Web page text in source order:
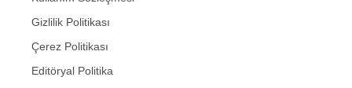
Gizlilik Politikası
Çerez Politikası
Editöryal Politika